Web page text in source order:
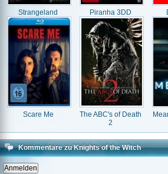
Strangeland Piranha 3DD
Scare Me
The ABC's of Death
2
Kommentare zu Knights of the Witch